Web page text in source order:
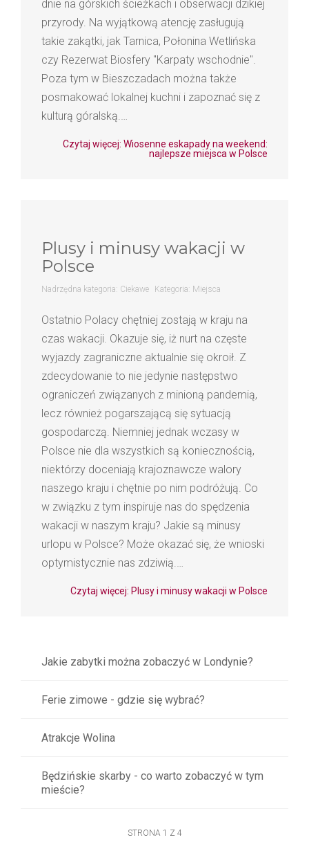
dnie na górskich ścieżkach i obserwacji dzikiej
przyrody. Na wyjątkową atencję zasługują
takie zakątki, jak Tarnica, Połonina Wetlińska
czy Rezerwat Biosfery "Karpaty wschodnie".
Poza tym w Bieszczadach można także
posmakować lokalnej kuchni i zapoznać się z
kulturą góralską.…
Czytaj więcej: Wiosenne eskapady na weekend:
najlepsze miejsca w Polsce
Plusy i minusy wakacji w
Polsce
Nadrzędna kategoria: Ciekawe Kategoria: Miejsca
Ostatnio Polacy chętniej zostają w kraju na
czas wakacji. Okazuje się, iż nurt na częste
wyjazdy zagraniczne aktualnie się okroił. Z
zdecydowanie to nie jedynie następstwo
ograniczeń związanych z minioną pandemią,
lecz również pogarszającą się sytuacją
gospodarczą. Niemniej jednak wczasy w
Polsce nie dla wszystkich są koniecznością,
niektórzy doceniają krajoznawcze walory
naszego kraju i chętnie po nim podróżują. Co
w związku z tym inspiruje nas do spędzenia
wakacji w naszym kraju? Jakie są minusy
urlopu w Polsce? Może okazać się, że wnioski
optymistycznie nas zdziwią.…
Czytaj więcej: Plusy i minusy wakacji w Polsce
Jakie zabytki można zobaczyć w Londynie?
Ferie zimowe - gdzie się wybrać?
Atrakcje Wolina
Będzińskie skarby - co warto zobaczyć w tym
mieście?
STRONA 1 Z 4